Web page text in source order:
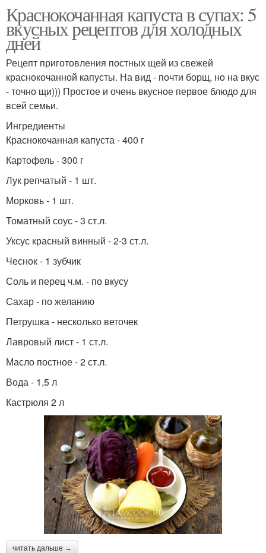
Краснокочанная капуста в супах: 5
вкусных рецептов для холодных
дней
Рецепт приготовления постных щей из свежей
краснокочанной капусты. На вид - почти борщ, но на вкус
- точно щи))) Простое и очень вкусное первое блюдо для
всей семьи.
Ингредиенты
Краснокочанная капуста - 400 г
Картофель - 300 г
Лук репчатый - 1 шт.
Морковь - 1 шт.
Томатный соус - 3 ст.л.
Уксус красный винный - 2-3 ст.л.
Чеснок - 1 зубчик
Соль и перец ч.м. - по вкусу
Сахар - по желанию
Петрушка - несколько веточек
Лавровый лист - 1 ст.л.
Масло постное - 2 ст.л.
Вода - 1,5 л
Кастрюля 2 л
читать дальше →